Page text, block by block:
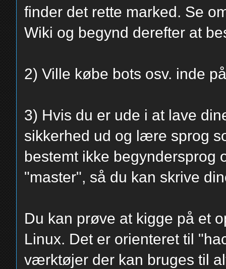
finder det rette marked. Se
Wiki og begynd derefter at
2) Ville købe bots osv. inde
3) Hvis du er ude i at lave
sikkerhed ud og lære sprog
bestemt ikke begyndersprog
"master", så du kan skrive
Du kan prøve at kigge på et
Linux. Det er orienteret til
værktøjer der kan bruges til